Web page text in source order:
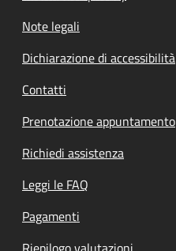
Note legali
Dichiarazione di accessibilità
Contatti
Prenotazione appuntamento
Richiedi assistenza
Leggi le FAQ
Pagamenti